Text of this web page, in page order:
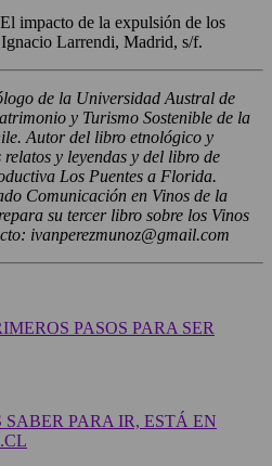
impacto de la expulsión de los
Larrendi, Madrid, s/f.
de la Universidad Austral de
y Turismo Sostenible de la
Autor del libro etnológico y
y leyendas y del libro de
Los Puentes a Florida.
Comunicación en Vinos de la
su tercer libro sobre los Vinos
ivanperezmunoz@gmail.com
PASOS PARA SER
PARA IR, ESTÁ EN